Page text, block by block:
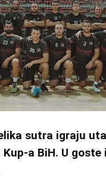
sutra igraju
a BiH. U goste